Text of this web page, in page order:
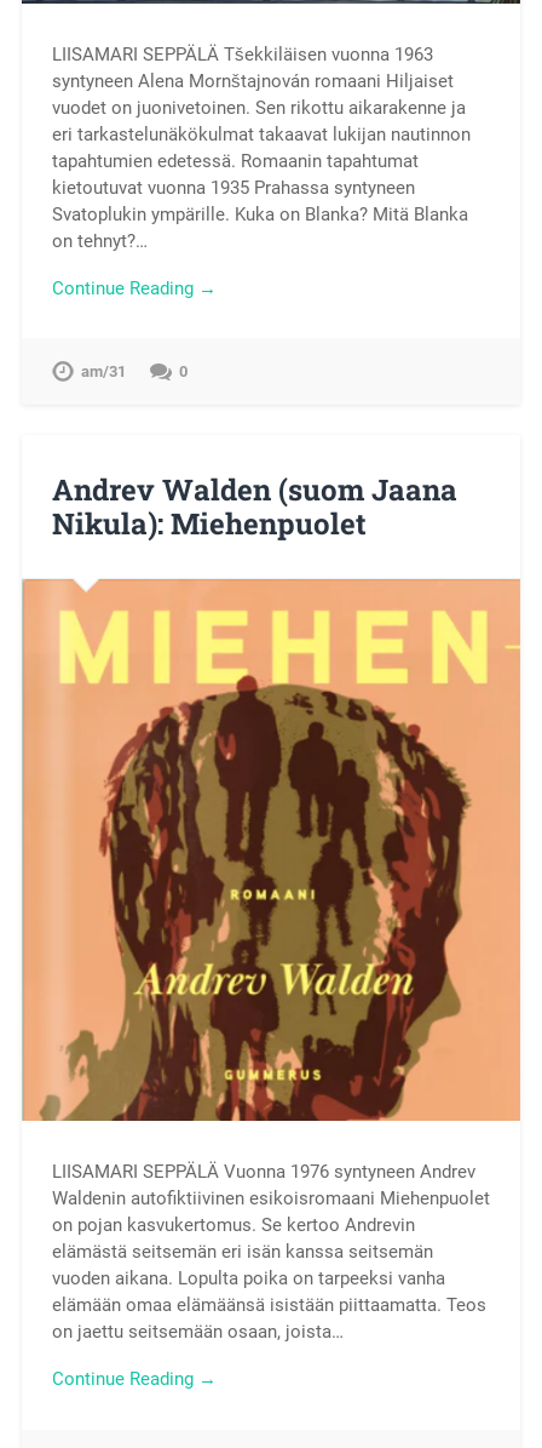
LIISAMARI SEPPÄLÄ Tšekkiläisen vuonna 1963
syntyneen Alena Mornštajnován romaani Hiljaiset
vuodet on juonivetoinen. Sen rikottu aikarakenne ja
eri tarkastelunäkökulmat takaavat lukijan nautinnon
tapahtumien edetessä. Romaanin tapahtumat
kietoutuvat vuonna 1935 Prahassa syntyneen
Svatoplukin ympärille. Kuka on Blanka? Mitä Blanka
on tehnyt?…
Continue Reading →
am/31 0
Andrev Walden (suom Jaana
Nikula): Miehenpuolet
LIISAMARI SEPPÄLÄ Vuonna 1976 syntyneen Andrev
Waldenin autofiktiivinen esikoisromaani Miehenpuolet
on pojan kasvukertomus. Se kertoo Andrevin
elämästä seitsemän eri isän kanssa seitsemän
vuoden aikana. Lopulta poika on tarpeeksi vanha
elämään omaa elämäänsä isistään piittaamatta. Teos
on jaettu seitsemään osaan, joista…
Continue Reading →